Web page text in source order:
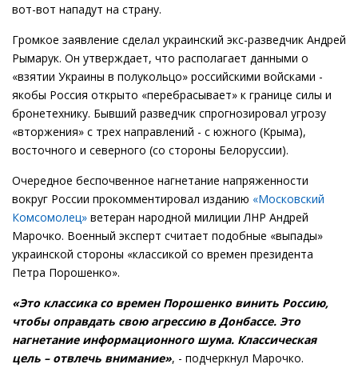
вот-вот нападут на страну.
Громкое заявление сделал украинский экс-разведчик Андрей
Рымарук. Он утверждает, что располагает данными о
«взятии Украины в полукольцо» российскими войсками -
якобы Россия открыто «перебрасывает» к границе силы и
бронетехнику. Бывший разведчик спрогнозировал угрозу
«вторжения» с трех направлений - с южного (Крыма),
восточного и северного (со стороны Белоруссии).
Очередное беспочвенное нагнетание напряженности
вокруг России прокомментировал изданию «Московский
Комсомолец» ветеран народной милиции ЛНР Андрей
Марочко. Военный эксперт считает подобные «выпады»
украинской стороны «классикой со времен президента
Петра Порошенко».
«Это классика со времен Порошенко винить Россию,
чтобы оправдать свою агрессию в Донбассе. Это
нагнетание информационного шума. Классическая
цель – отвлечь внимание», - подчеркнул Марочко.